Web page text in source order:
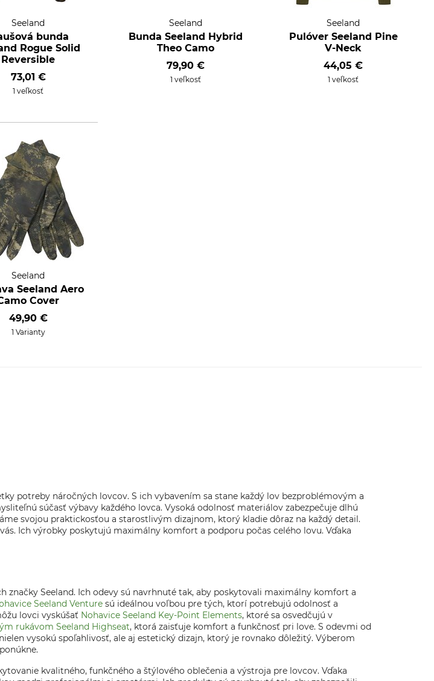
Seeland
bunda
Rogue Solid
Reversible
73,01 €
1 veľkosť
Seeland
Bunda Seeland Hybrid
Theo Camo
79,90 €
1 veľkosť
Seeland
Pulóver Seeland Pine
V-Neck
44,05 €
1 veľkosť
Seeland
Seeland Aero
Cover
49,90 €
1 Varianty
potreby náročných lovcov. S ich vybavením sa stane každý lov bezproblémovým a
súčasť výbavy každého lovca. Vysoká odolnosť materiálov zabezpečuje dlhú
svojou praktickosťou a starostlivým dizajnom, ktorý kladie dôraz na každý detail.
Ich výrobky poskytujú maximálny komfort a podporu počas celého lovu. Vďaka
Seeland. Ich odevy sú navrhnuté tak, aby poskytovali maximálny komfort a
Seeland Venture sú ideálnou voľbou pre tých, ktorí potrebujú odolnosť a
lovci vyskúšať Nohavice Seeland Key-Point Elements, ktoré sa osvedčujú v
rukávom Seeland Highseat, ktorá zaisťuje komfort a funkčnosť pri love. S odevmi od
vysokú spoľahlivosť, ale aj estetický dizajn, ktorý je rovnako dôležitý. Výberom
kvalitného, funkčného a štýlového oblečenia a výstroja pre lovcov. Vďaka